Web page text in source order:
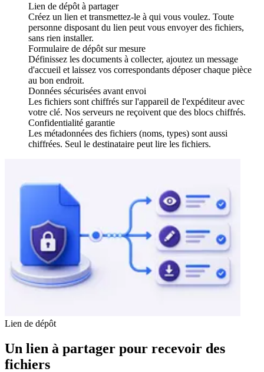
Lien de dépôt à partager
Créez un lien et transmettez-le à qui vous voulez. Toute
personne disposant du lien peut vous envoyer des fichiers,
sans rien installer.
Formulaire de dépôt sur mesure
Définissez les documents à collecter, ajoutez un message
d'accueil et laissez vos correspondants déposer chaque pièce
au bon endroit.
Données sécurisées avant envoi
Les fichiers sont chiffrés sur l'appareil de l'expéditeur avec
votre clé. Nos serveurs ne reçoivent que des blocs chiffrés.
Confidentialité garantie
Les métadonnées des fichiers (noms, types) sont aussi
chiffrées. Seul le destinataire peut lire les fichiers.
Lien de dépôt
Un lien à partager pour recevoir des
fichiers